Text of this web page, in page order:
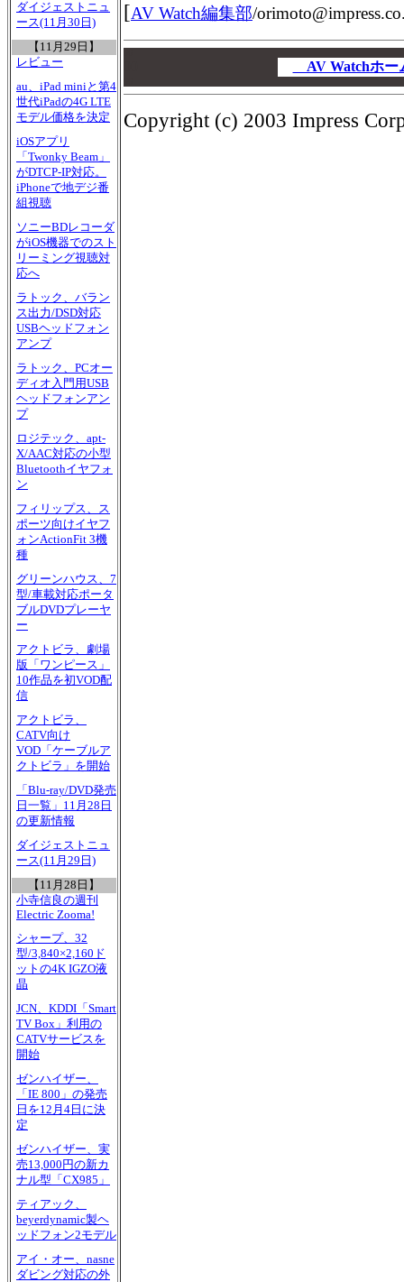
ダイジェストニュ
ース(11月30日)
【11月29日】
レビュー
au、iPad miniと第4
世代iPadの4G LTE
モデル価格を決定
iOSアプリ
「Twonky Beam」
がDTCP-IP対応。
iPhoneで地デジ番
組視聴
ソニーBDレコーダ
がiOS機器でのスト
リーミング視聴対
応へ
ラトック、バラン
ス出力/DSD対応
USBヘッドフォン
アンプ
ラトック、PCオー
ディオ入門用USB
ヘッドフォンアン
プ
ロジテック、apt-
X/AAC対応の小型
Bluetoothイヤフォ
ン
フィリップス、ス
ポーツ向けイヤフ
ォンActionFit 3機
種
グリーンハウス、7
型/車載対応ポータ
ブルDVDプレーヤ
ー
アクトビラ、劇場
版「ワンピース」
10作品を初VOD配
信
アクトビラ、
CATV向け
VOD「ケーブルア
クトビラ」を開始
「Blu-ray/DVD発売
日一覧」11月28日
の更新情報
ダイジェストニュ
ース(11月29日)
【11月28日】
小寺信良の週刊
Electric Zooma!
シャープ、32
型/3,840×2,160ド
ットの4K IGZO液
晶
JCN、KDDI「Smart
TV Box」利用の
CATVサービスを
開始
ゼンハイザー、
「IE 800」の発売
日を12月4日に決
定
ゼンハイザー、実
売13,000円の新カ
ナル型「CX985」
ティアック、
beyerdynamic製ヘ
ッドフォン2モデル
アイ・オー、nasne
ダビング対応の外
[AV Watch編集部/
AV Watchホ
Copyright (c) 2003 Impress